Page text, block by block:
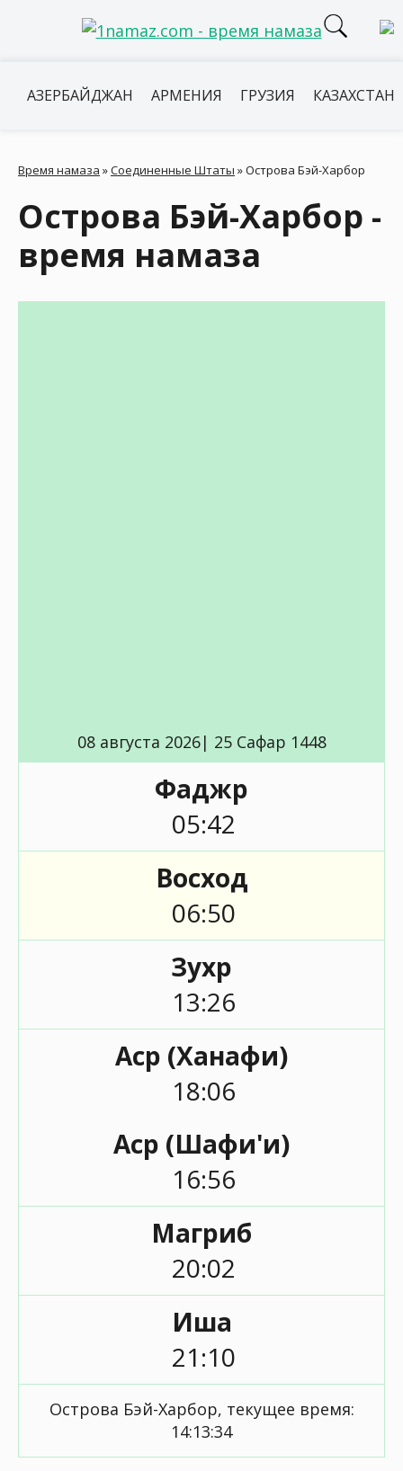
АЗЕРБАЙДЖАН АРМЕНИЯ ГРУЗИЯ КАЗАХСТАН
Время намаза »Соединенные Штаты »Острова Бэй-Харбор
Острова Бэй-Харбор -
время намаза
08 августа 2026| 25 Сафар 1448
Фаджр
05:42
Восход
06:50
Зухр
13:26
Аср (Ханафи)
18:06
Аср (Шафи'и)
16:56
Магриб
20:02
Иша
21:10
Острова Бэй-Харбор, текущее время:
14:13:34